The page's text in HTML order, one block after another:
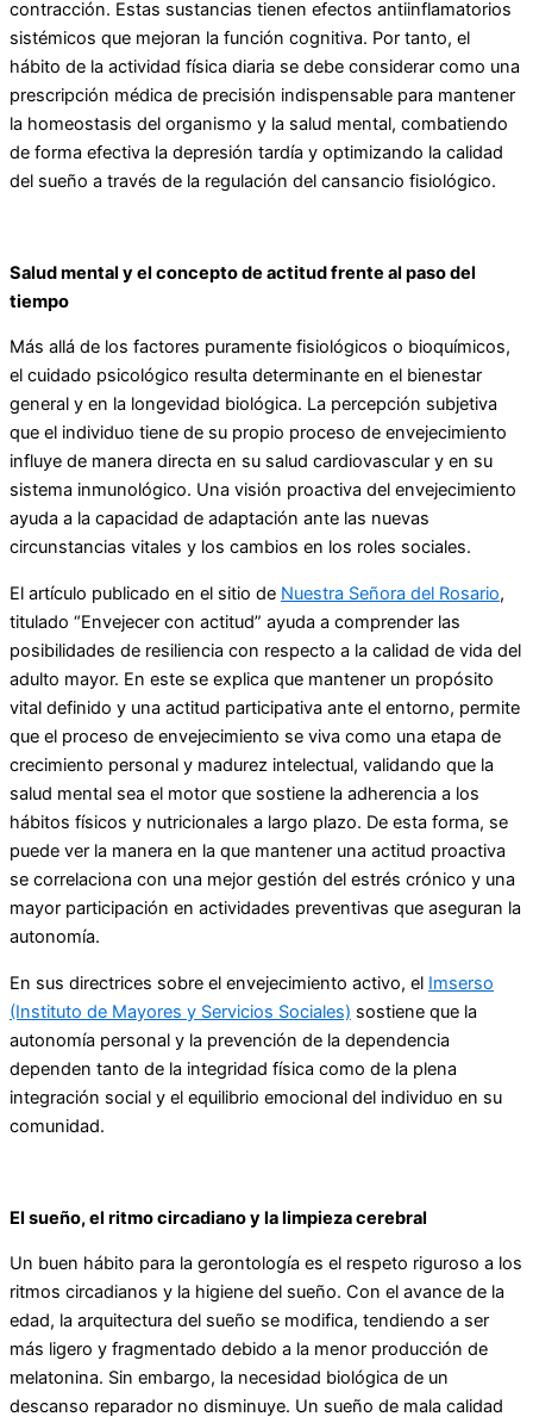
contracción. Estas sustancias tienen efectos antiinflamatorios
sistémicos que mejoran la función cognitiva. Por tanto, el
hábito de la actividad física diaria se debe considerar como una
prescripción médica de precisión indispensable para mantener
la homeostasis del organismo y la salud mental, combatiendo
de forma efectiva la depresión tardía y optimizando la calidad
del sueño a través de la regulación del cansancio fisiológico.
Salud mental y el concepto de actitud frente al paso del
tiempo
Más allá de los factores puramente fisiológicos o bioquímicos,
el cuidado psicológico resulta determinante en el bienestar
general y en la longevidad biológica. La percepción subjetiva
que el individuo tiene de su propio proceso de envejecimiento
influye de manera directa en su salud cardiovascular y en su
sistema inmunológico. Una visión proactiva del envejecimiento
ayuda a la capacidad de adaptación ante las nuevas
circunstancias vitales y los cambios en los roles sociales.
El artículo publicado en el sitio de Nuestra Señora del Rosario,
titulado “Envejecer con actitud” ayuda a comprender las
posibilidades de resiliencia con respecto a la calidad de vida del
adulto mayor. En este se explica que mantener un propósito
vital definido y una actitud participativa ante el entorno, permite
que el proceso de envejecimiento se viva como una etapa de
crecimiento personal y madurez intelectual, validando que la
salud mental sea el motor que sostiene la adherencia a los
hábitos físicos y nutricionales a largo plazo. De esta forma, se
puede ver la manera en la que mantener una actitud proactiva
se correlaciona con una mejor gestión del estrés crónico y una
mayor participación en actividades preventivas que aseguran la
autonomía.
En sus directrices sobre el envejecimiento activo, el Imserso
(Instituto de Mayores y Servicios Sociales) sostiene que la
autonomía personal y la prevención de la dependencia
dependen tanto de la integridad física como de la plena
integración social y el equilibrio emocional del individuo en su
comunidad.
El sueño, el ritmo circadiano y la limpieza cerebral
Un buen hábito para la gerontología es el respeto riguroso a los
ritmos circadianos y la higiene del sueño. Con el avance de la
edad, la arquitectura del sueño se modifica, tendiendo a ser
más ligero y fragmentado debido a la menor producción de
melatonina. Sin embargo, la necesidad biológica de un
descanso reparador no disminuye. Un sueño de mala calidad